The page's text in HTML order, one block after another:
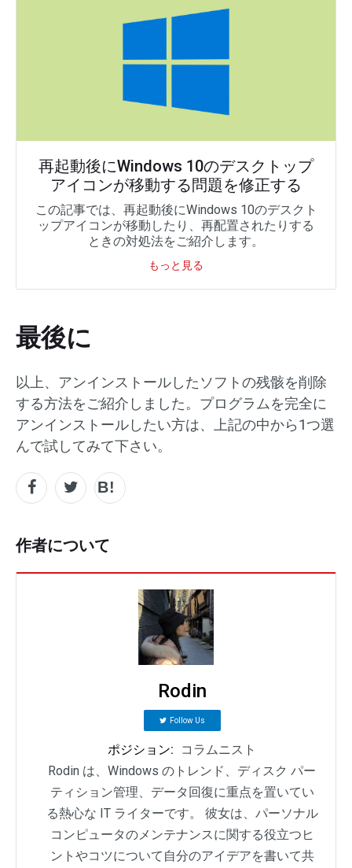
再起動後にWindows 10のデスクトップ
アイコンが移動する問題を修正する
この記事では、再起動後にWindows 10のデスクト
ップアイコンが移動したり、再配置されたりする
ときの対処法をご紹介します。
もっと見る
最後に
以上、アンインストールしたソフトの残骸を削除
する方法をご紹介しました。プログラムを完全に
アンインストールしたい方は、上記の中から1つ選
んで試してみて下さい。
作者について
Rodin
Follow Us
ポジション:
コラムニスト
Rodin は、Windows のトレンド、ディスク パー
ティション管理、データ回復に重点を置いてい
る熱心な IT ライターです。 彼女は、パーソナル
コンピュータのメンテナンスに関する役立つヒ
ントやコツについて自分のアイデアを書いて共